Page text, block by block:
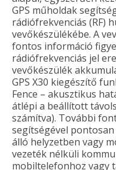
GPS műholdak
rádiófrekvenciás (RF)
vevőkészülékébe. A
fontos információ
rádiófrekvenciás jel
vevőkészülék
GPS X30 kiegészítő
Fence – akusztikus
átlépi a beállított
számítva). További
segítségével
álló helyzetben vagy
vezeték nélküli
mobiltelefonhoz vagy